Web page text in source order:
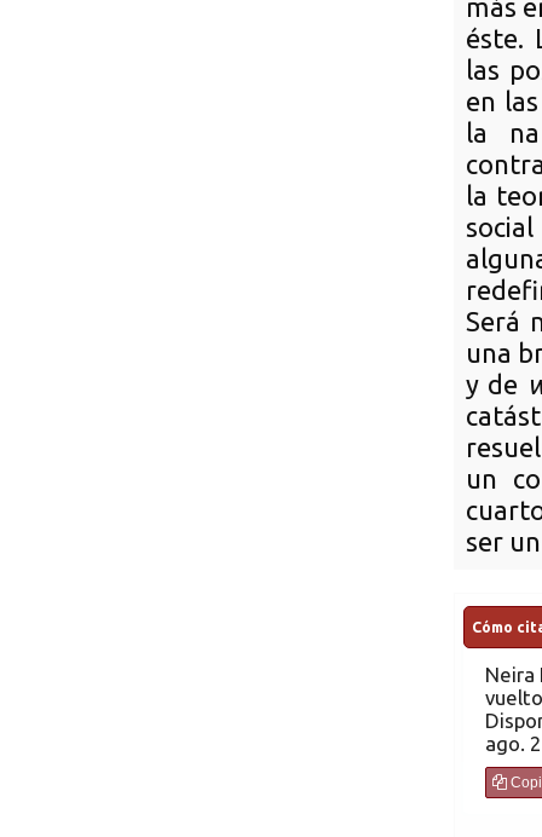
más
éste.
las
en
la
la
Será
una
y de
un
ser
Cómo
Neira H.
ago.